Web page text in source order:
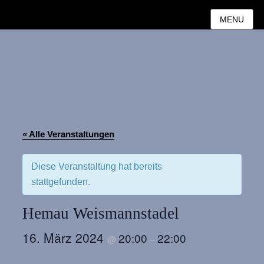
MENU
« Alle Veranstaltungen
Diese Veranstaltung hat bereits
stattgefunden.
Hemau Weismannstadel
16. März 2024 @ 20:00 – 22:00